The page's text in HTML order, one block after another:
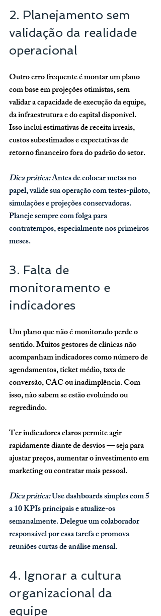
2. Planejamento sem
validação da realidade
operacional
Outro erro frequente é montar um plano
com base em projeções otimistas, sem
validar a capacidade de execução da equipe,
da infraestrutura e do capital disponível.
Isso inclui estimativas de receita irreais,
custos subestimados e expectativas de
retorno financeiro fora do padrão do setor.
Dica prática: Antes de colocar metas no
papel, valide sua operação com testes-piloto,
simulações e projeções conservadoras.
Planeje sempre com folga para
contratempos, especialmente nos primeiros
meses.
3. Falta de
monitoramento e
indicadores
Um plano que não é monitorado perde o
sentido. Muitos gestores de clínicas não
acompanham indicadores como número de
agendamentos, ticket médio, taxa de
conversão, CAC ou inadimplência. Com
isso, não sabem se estão evoluindo ou
regredindo.
Ter indicadores claros permite agir
rapidamente diante de desvios — seja para
ajustar preços, aumentar o investimento em
marketing ou contratar mais pessoal.
Dica prática: Use dashboards simples com 5
a 10 KPIs principais e atualize-os
semanalmente. Delegue um colaborador
responsável por essa tarefa e promova
reuniões curtas de análise mensal.
4. Ignorar a cultura
organizacional da
equipe